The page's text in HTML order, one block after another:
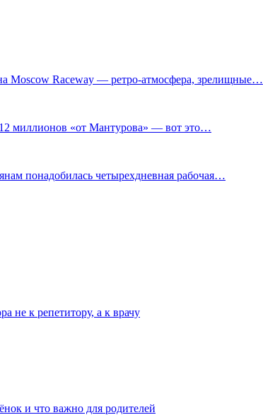
Raceway — ретро‑атмосфера, зрелищные…
миллионов «от Мантурова» — вот это…
понадобилась четырехдневная рабочая…
не к репетитору, а к врачу
и что важно для родителей